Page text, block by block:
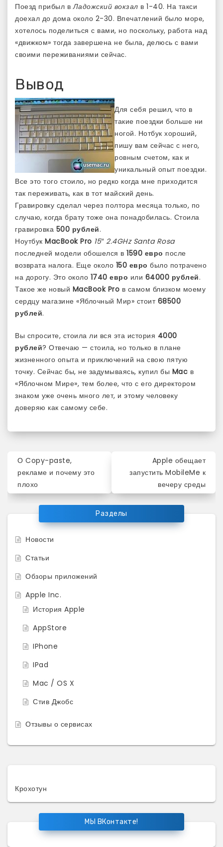
Поезд прибыл вЛадожский вокзал в 1-40. На такси
доехал до дома около 2-30. Впечатлений было море,
хотелось поделиться с вами, но поскольку, работа над
«движком» тогда завершена не была, делюсь с вами
своими переживаниями сейчас.
Вывод
Для себя решил, что в
такие поездки больше ни
ногой. Нотбук хороший,
пишу вам сейчас с него,
ровным счетом, как и
уникальный опыт поездки.
Все это того стоило, но редко когда мне приходится
так переживать, как в тот майский день.
Гравировку сделал через полтора месяца только, по
случаю, когда брату тоже она понадобилась. Стоила
гравировка 500 рублей.
Ноутбук MacBook Pro 15″ 2.4GHz Santa Rosa
последней модели обошелся в 1590 евро после
возврата налога. Еще около 150 евро было потрачено
на дорогу. Это около 1740 евро или 64000 рублей.
Такое же новый MacBook Pro в самом близком моему
сердцу магазине «Яблочный Мир» стоит 68500
рублей.
Вы спросите, стоила ли вся эта история 4000
рублей? Отвечаю — стоила, но только в плане
жизненного опыта и приключений на свою пятую
точку. Сейчас бы, не задумываясь, купил бы Mac в
«Яблочном Мире», тем более, что с его директором
знаком уже очень много лет, и этому человеку
доверяю как самому себе.
Навигация
по
записям
О Copy-paste,
рекламе и почему это
плохо
Apple обещает
запустить MobileMe к
вечеру среды
Разделы
Новости
Статьи
Обзоры приложений
Apple Inc.
История Apple
AppStore
IPhone
IPad
Mac / OS X
Стив Джобс
Отзывы о сервисах
Крохотун
МЫ ВКонтакте!